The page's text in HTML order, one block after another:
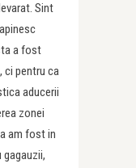
Sint
a fost
ci pentru ca
aducerii
zonei
am fost in
gagauzii,